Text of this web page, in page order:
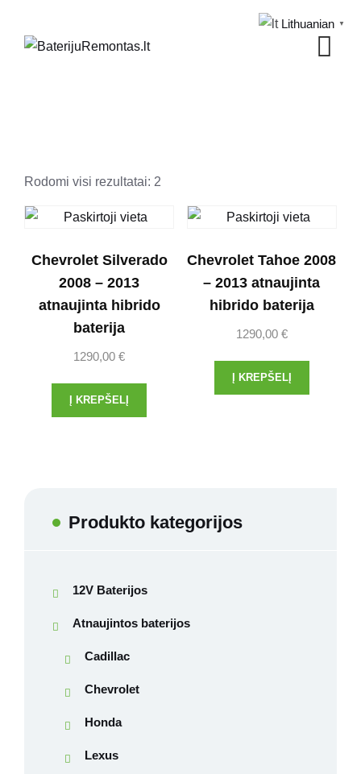
content
Rodomi visi rezultatai: 2
populiarumą
Chevrolet Silverado
2008 – 2013
atnaujinta hibrido
baterija
1290,00€
Į KREPŠELĮ
Chevrolet Tahoe 2008
– 2013 atnaujinta
hibrido baterija
1290,00 €
Į KREPŠELĮ
Produkto kategorijos
12V Baterijos
Atnaujintos baterijos
Cadillac
Chevrolet
Honda
Lexus
Lithuanian ▼